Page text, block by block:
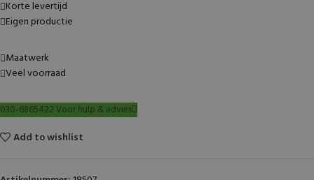
Korte levertijd
Eigen productie
Maatwerk
Veel voorraad
030-6865422 Voor hulp & advies
Add to wishlist